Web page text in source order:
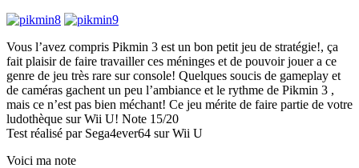
Vous l’avez compris Pikmin 3 est un bon petit jeu de stratégie!, ça
fait plaisir de faire travailler ces méninges et de pouvoir jouer a ce
genre de jeu très rare sur console! Quelques soucis de gameplay et
de caméras gachent un peu l’ambiance et le rythme de Pikmin 3 ,
mais ce n’est pas bien méchant! Ce jeu mérite de faire partie de votre
ludothèque sur Wii U! Note 15/20
Test réalisé par Sega4ever64 sur Wii U
Voici ma note